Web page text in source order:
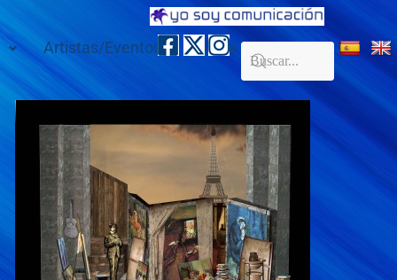
Artistas/Eventos Galería Contacto